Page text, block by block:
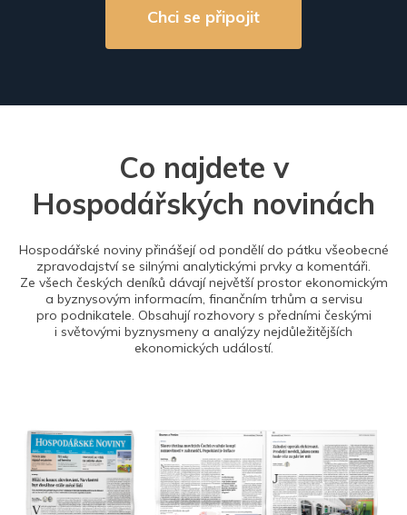
Chci se připojit
Co najdete v
Hospodářských novinách
Hospodářské noviny přinášejí od pondělí do pátku všeobecné
zpravodajství se silnými analytickými prvky a komentáři.
Ze všech českých deníků dávají největší prostor ekonomickým
a byznysovým informacím, finančním trhům a servisu
pro podnikatele. Obsahují rozhovory s předními českými
i světovými byznysmeny a analýzy nejdůležitějších
ekonomických událostí.